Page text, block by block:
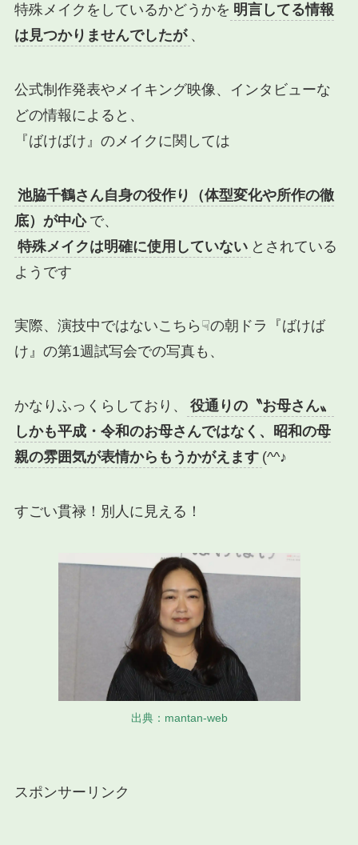
特殊メイクをしているかどうかを 明言してる情報
は見つかりませんでしたが 、
公式制作発表やメイキング映像、インタビューな
どの情報によると 、
『ばけばけ』のメイクに関しては
池脇千鶴さん自身の役作り（体型変化や所作の徹
底）が中心 で、
特殊メイクは明確に使用していない とされている
ようです
実際、演技中ではないこちら☟の朝ドラ『ばけば
け』の第1週試写会での写真も、
かなりふっくらしており、
役通りの〝お母さん〟
しかも平成・令和のお母さんではなく、昭和の母
親の雰囲気が表情からもうかがえます (^^♪
すごい貫禄！別人に見える！
出典：mantan-web
スポンサーリンク